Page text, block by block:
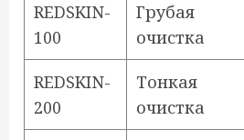
REDSKIN-
100
Грубая
очистка
REDSKIN-
200
Тонкая
очистка